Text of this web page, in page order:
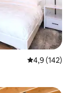
Priemerné
4,9 (142)